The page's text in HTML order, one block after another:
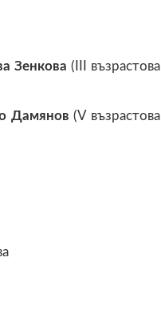
Зенкова (III възрастова
Дамянов (V възрастова